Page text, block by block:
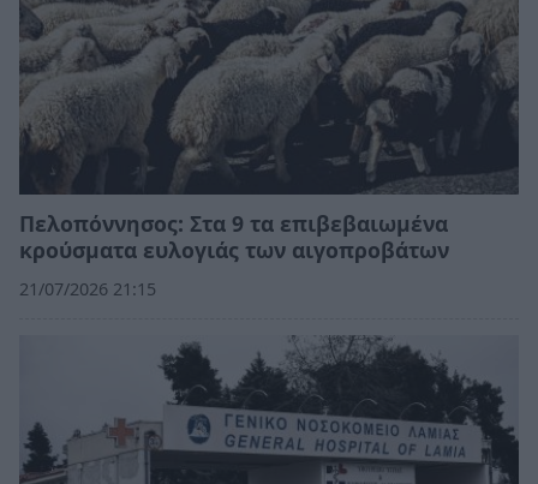
Πελοπόννησος: Στα 9 τα επιβεβαιωμένα
κρούσματα ευλογιάς των αιγοπροβάτων
21/07/2026 21:15